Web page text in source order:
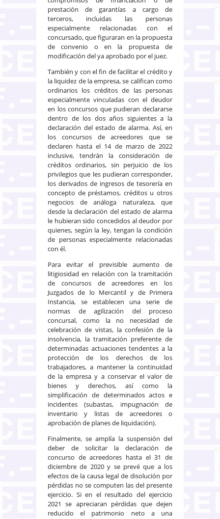
prestación de garantías a cargo de
terceros, incluidas las personas
especialmente relacionadas con el
concursado, que figuraran en la propuesta
de convenio o en la propuesta de
modificación del ya aprobado por el juez.
También y con el fin de facilitar el crédito y
la liquidez de la empresa, se califican como
ordinarios los créditos de las personas
especialmente vinculadas con el deudor
en los concursos que pudieran declararse
dentro de los dos años siguientes a la
declaración del estado de alarma. Así, en
los concursos de acreedores que se
declaren hasta el 14 de marzo de 2022
inclusive, tendrán la consideración de
créditos ordinarios, sin perjuicio de los
privilegios que les pudieran corresponder,
los derivados de ingresos de tesorería en
concepto de préstamos, créditos u otros
negocios de análoga naturaleza, que
desde la declaración del estado de alarma
le hubieran sido concedidos al deudor por
quienes, según la ley, tengan la condición
de personas especialmente relacionadas
con él.
Para evitar el previsible aumento de
litigiosidad en relación con la tramitación
de concursos de acreedores en los
Juzgados de lo Mercantil y de Primera
Instancia, se establecen una serie de
normas de agilización del proceso
concursal, como la no necesidad de
celebración de vistas, la confesión de la
insolvencia, la tramitación preferente de
determinadas actuaciones tendentes a la
protección de los derechos de los
trabajadores, a mantener la continuidad
de la empresa y a conservar el valor de
bienes y derechos, así como la
simplificación de determinados actos e
incidentes (subastas, impugnación de
inventario y listas de acreedores o
aprobación de planes de liquidación).
Finalmente, se amplía la suspensión del
deber de solicitar la declaración de
concurso de acreedores hasta el 31 de
diciembre de 2020 y se prevé que a los
efectos de la causa legal de disolución por
pérdidas no se computen las del presente
ejercicio. Si en el resultado del ejercicio
2021 se apreciaran pérdidas que dejen
reducido el patrimonio neto a una